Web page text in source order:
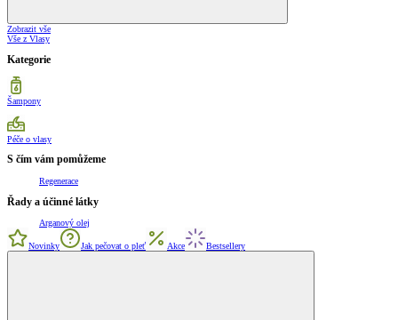
Zobrazit vše
Vše z Vlasy
Kategorie
Šampony
Péče o vlasy
S čím vám pomůžeme
Regenerace
Řady a účinné látky
Arganový olej
Novinky Jak pečovat o pleť Akce Bestsellery